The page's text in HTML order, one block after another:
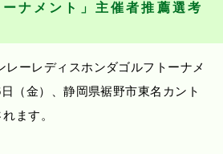
ナメント」主催者推薦選考
ーレディスホンダゴルフトーナメ
（金）、静岡県裾野市東名カント
ます。